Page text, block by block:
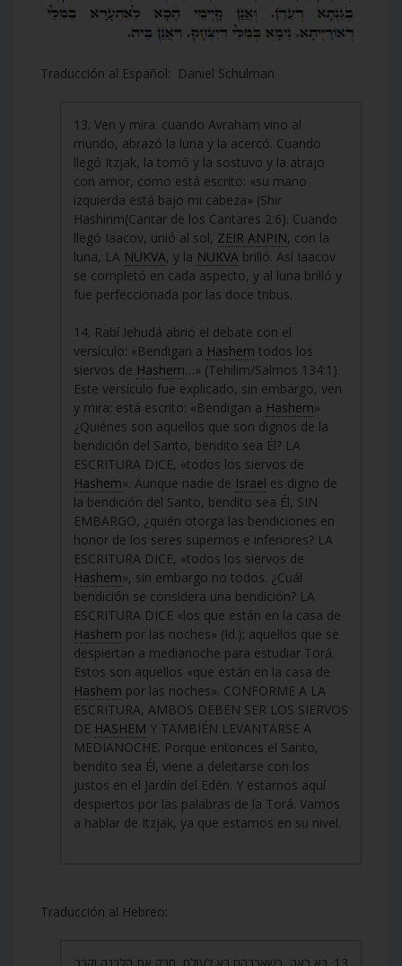
Traducción al Español: Daniel Schulman
13. Ven y mira: cuando Avraham vino al
mundo, abrazó la luna y la acercó. Cuando
llegó Itzjak, la tomó y la sostuvo y la atrajo
con amor, como está escrito: «su mano
izquierda está bajo mi cabeza» (Shir
Hashirim(Cantar de los Cantares 2:6). Cuando
llegó Iaacov, unió al sol, ZEIR ANPIN, con la
luna, LA NUKVA, y la NUKVA brilló. Así Iaacov
se completó en cada aspecto, y al luna brilló y
fue perfeccionada por las doce tribus.
14. Rabí Iehudá abrió el debate con el
versículo: «Bendigan a Hashem todos los
siervos de Hashem…» (Tehilim/Salmos 134:1).
Este versículo fue explicado, sin embargo, ven
y mira: está escrito: «Bendigan a Hashem»
¿Quiénes son aquellos que son dignos de la
bendición del Santo, bendito sea Él? LA
ESCRITURA DICE, «todos los siervos de
Hashem». Aunque nadie de Israel es digno de
la bendición del Santo, bendito sea Él, SIN
EMBARGO, ¿quién otorga las bendiciones en
honor de los seres supernos e inferiores? LA
ESCRITURA DICE, «todos los siervos de
Hashem», sin embargo no todos. ¿Cuál
bendición se considera una bendición? LA
ESCRITURA DICE «los que están en la casa de
Hashem por las noches» (Id.); aquellos que se
despiertan a medianoche para estudiar Torá.
Estos son aquellos «que están en la casa de
Hashem por las noches». CONFORME A LA
ESCRITURA, AMBOS DEBEN SER LOS SIERVOS
DE HASHEM Y TAMBIÉN LEVANTARSE A
MEDIANOCHE. Porque entonces el Santo,
bendito sea Él, viene a deleitarse con los
justos en el Jardín del Edén. Y estamos aquí
despiertos por las palabras de la Torá. Vamos
a hablar de Itzjak, ya que estamos en su nivel.
Traducción al Hebreo: